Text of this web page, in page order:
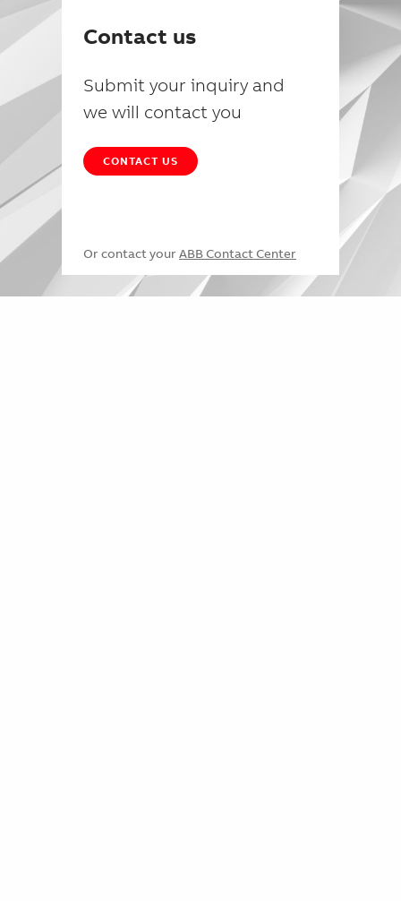
Contact us
Submit your inquiry and
we will contact you
CONTACT US
Or contact your ABB Contact Center